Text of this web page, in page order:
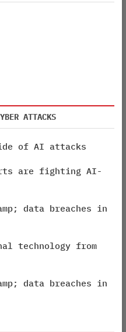
ATTACKS
of AI attacks
are fighting AI-
data breaches in
technology from
data breaches in